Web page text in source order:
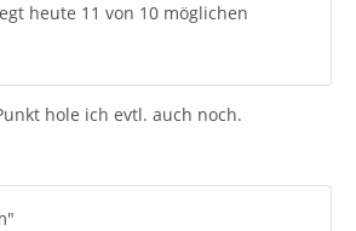
heute 11 von 10 möglichen
hole ich evtl. auch noch.